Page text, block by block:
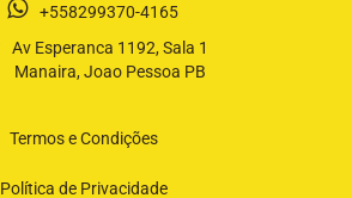
+558299370-4165
Av Esperanca 1192, Sala 1
Manaira, Joao Pessoa PB
Termos e Condições
Política de Privacidade